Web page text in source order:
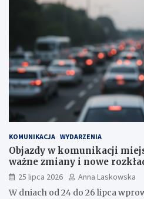
KOMUNIKACJA WYDARZENIA
Objazdy w komunikacji
ważne zmiany i nowe
25 lipca 2026
Anna Laskowska
W dniach od 24 do 26 lipca